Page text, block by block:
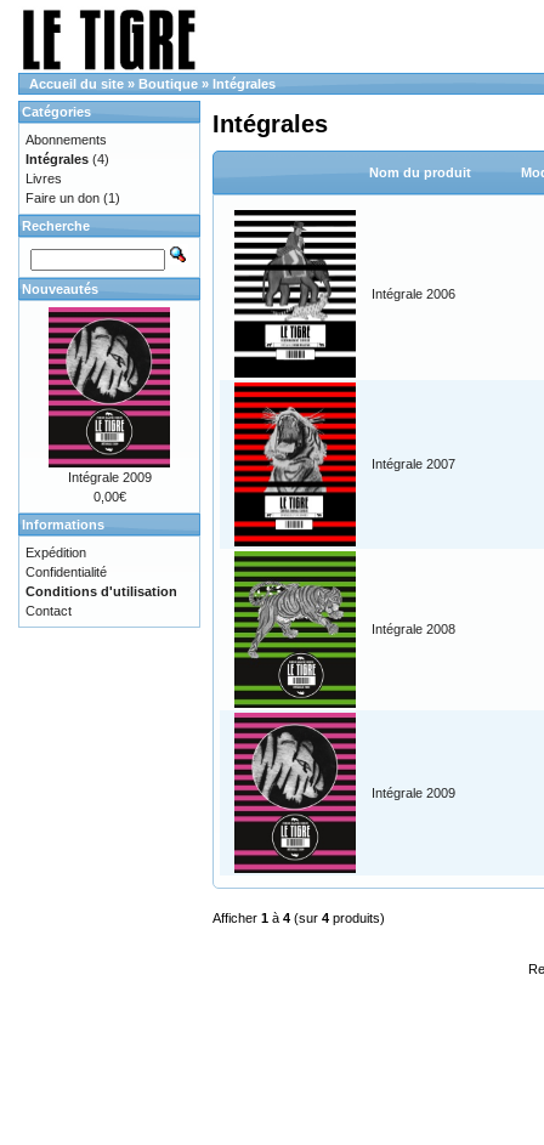
Accueil du site » Boutique » Intégrales
Intégrales
Nom du produit
Intégrale 2006
Intégrale 2007
Intégrale 2008
Intégrale 2009
Afficher 1 à 4 (sur 4 produits)
Catégories
Abonnements
Intégrales (4)
Livres
Faire un don (1)
Recherche
Nouveautés
Intégrale 2009
0,00€
Informations
Expédition
Confidentialité
Conditions d'utilisation
Contact